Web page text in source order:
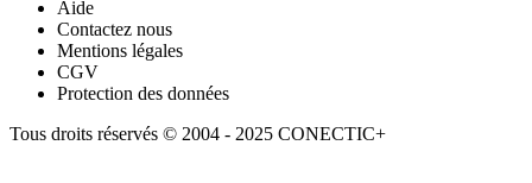
Aide
Contactez nous
Mentions légales
CGV
Protection des données
Tous droits réservés © 2004 - 2025 CONECTIC+